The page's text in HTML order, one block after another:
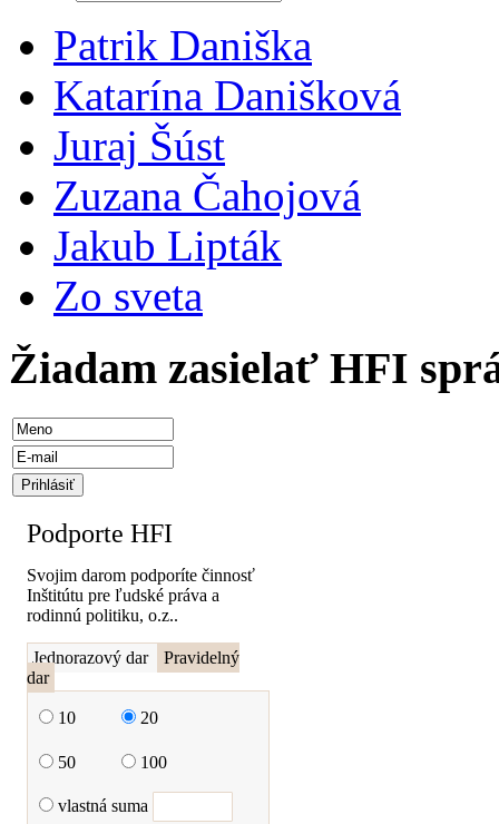
Patrik Daniška
Katarína Danišková
Juraj Šúst
Zuzana Čahojová
Jakub Lipták
Zo sveta
Žiadam zasielať HFI